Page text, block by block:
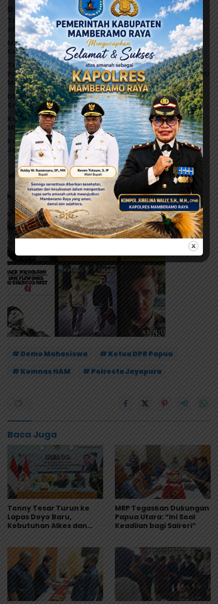
Berita Terkait
Tonny Tesar Turun ke Lapas Doyo Baru, Kebutuhan
Alkes dan Keamanan Jadi Sorotan
MRP Tegaskan Dukungan Papua Utara: “Ini Soal
Keadilan bagi Saireri”
Tonny Tesar Serap Aspirasi MRP, Lanjutkan
Perjuangan Matius Awaitouw, Kawal Perlindungan RUU
Masyarakat Adat
DPR Papua Bakal Panggil Seluruh Pengelola SPPG,
Soroti Dugaan Keracunan Massal Program MBG
Ketua Komisi D DPRK Jayapura Desak Audit Dapur
MBG Usai Dugaan Keracunan Massal di Depapre
Korban Dugaan MBG Terus Bertambah, Kapolres
Jayapura Turun Langsung ke Puskesmas dan RS
Post Views:225
# Demo Mahasiswa
# Ketua DPR Papua
# Komnas HAM
# Polresta Jayapura
Baca Juga
Tonny Tesar Turun ke
Lapas Doyo Baru,
Kebutuhan Alkes dan
MRP Tegaskan Dukungan
Papua Utara: “Ini Soal
Keadilan bagi Saireri”